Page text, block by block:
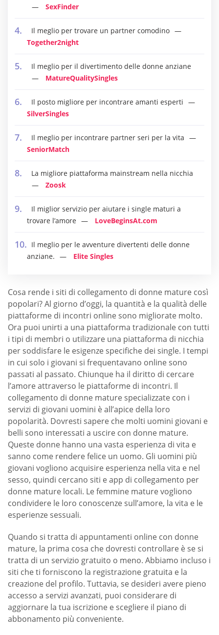
SexFinder
Il meglio per trovare un partner comodino
Together2night
Il meglio per il divertimento delle donne anziane
MatureQualitySingles
Il posto migliore per incontrare amanti esperti
SilverSingles
Il meglio per incontrare partner seri per la vita
SeniorMatch
La migliore piattaforma mainstream nella nicchia
Zoosk
Il miglior servizio per aiutare i single maturi a
trovare l’amore
LoveBeginsAt.com
Il meglio per le avventure divertenti delle donne
anziane.
Elite Singles
Cosa rende i siti di collegamento di donne mature così
popolari? Al giorno d’oggi, la quantità e la qualità delle
piattaforme di incontri online sono migliorate molto.
Ora puoi unirti a una piattaforma tradizionale con tutti
i tipi di membri o utilizzare una piattaforma di nicchia
per soddisfare le esigenze specifiche dei single. I tempi
in cui solo i giovani si frequentavano online sono
passati al passato. Chiunque ha il diritto di cercare
l’amore attraverso le piattaforme di incontri. Il
collegamento di donne mature specializzate con i
servizi di giovani uomini è all’apice della loro
popolarità. Dovresti sapere che molti uomini giovani e
belli sono interessati a uscire con donne mature.
Queste donne hanno una vasta esperienza di vita e
sanno come rendere felice un uomo. Gli uomini più
giovani vogliono acquisire esperienza nella vita e nel
sesso, quindi cercano siti e app di collegamento per
donne mature locali. Le femmine mature vogliono
condividere le loro conoscenze sull’amore, la vita e le
esperienze sessuali.
Quando si tratta di appuntamenti online con donne
mature, la prima cosa che dovresti controllare è se si
tratta di un servizio gratuito o meno. Abbiamo incluso i
siti che ti forniscono la registrazione gratuita e la
creazione del profilo. Tuttavia, se desideri avere pieno
accesso a servizi avanzati, puoi considerare di
aggiornare la tua iscrizione e scegliere il piano di
abbonamento più conveniente.